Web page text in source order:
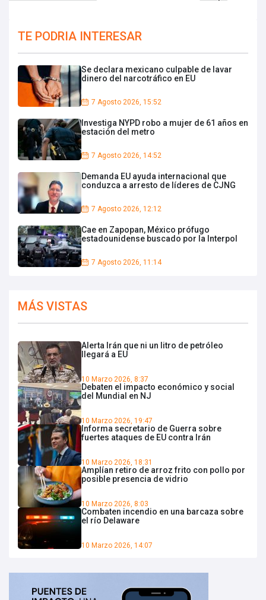
TE PODRIA INTERESAR
Se declara mexicano culpable de lavar
dinero del narcotráfico en EU
7 Agosto 2026, 15:52
Investiga NYPD robo a mujer de 61 años en
estación del metro
7 Agosto 2026, 14:52
Demanda EU ayuda internacional que
conduzca a arresto de líderes de CJNG
7 Agosto 2026, 12:12
Cae en Zapopan, México prófugo
estadounidense buscado por la Interpol
7 Agosto 2026, 11:14
MÁS VISTAS
Alerta Irán que ni un litro de petróleo
llegará a EU
10 Marzo 2026, 8:37
Debaten el impacto económico y social
del Mundial en NJ
10 Marzo 2026, 19:47
Informa secretario de Guerra sobre
fuertes ataques de EU contra Irán
10 Marzo 2026, 18:31
Amplían retiro de arroz frito con pollo por
posible presencia de vidrio
10 Marzo 2026, 8:03
Combaten incendio en una barcaza sobre
el río Delaware
10 Marzo 2026, 14:07